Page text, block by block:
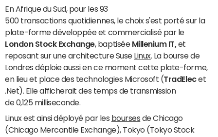
En Afrique du Sud, pour les 93
500 transactions quotidiennes, le choix s'est porté sur la
plate-forme développée et commercialisé par le
London Stock Exchange, baptisée Millenium IT, et
reposant sur une architecture Suse Linux. La bourse de
Londres déploie aussi en ce moment cette plate-forme,
en lieu et place des technologies Microsoft (TradElecet
.Net). Elle afficherait des temps de transmission
de 0,125 milliseconde.
Linux est ainsi déployé par les bourses de Chicago
(Chicago Mercantile Exchange), Tokyo (Tokyo Stock